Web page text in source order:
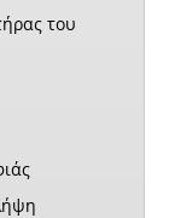
του